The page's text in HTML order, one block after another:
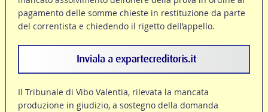
pagamento delle somme chieste in restituzione da parte
del correntista e chiedendo il rigetto dell’appello.
Il Tribunale di Vibo Valentia, rilevata la mancata
produzione in giudizio, a sostegno della domanda